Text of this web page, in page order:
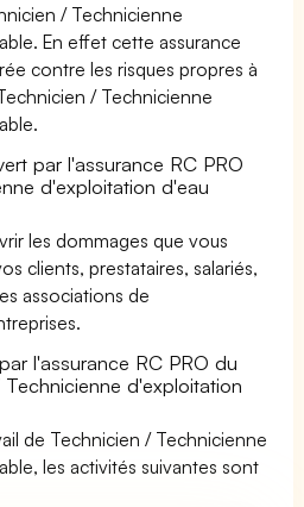
/ Technicienne
En effet cette assurance
contre les risques propres à
/ Technicienne
par l'assurance RC PRO
d'exploitation d'eau
les dommages que vous
clients, prestataires, salariés,
associations de
l'assurance RC PRO du
d'exploitation
de Technicien / Technicienne
les activités suivantes sont